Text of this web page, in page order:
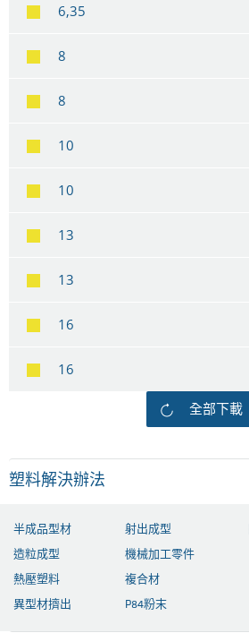
6,35
8
8
10
10
13
13
16
16
全部下載
塑料解決辦法
半成品型材
造粒成型
熱壓塑料
異型材擠出
射出成型
機械加工零件
複合材
P84粉末